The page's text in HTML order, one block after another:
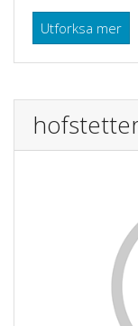
Utforksa mer